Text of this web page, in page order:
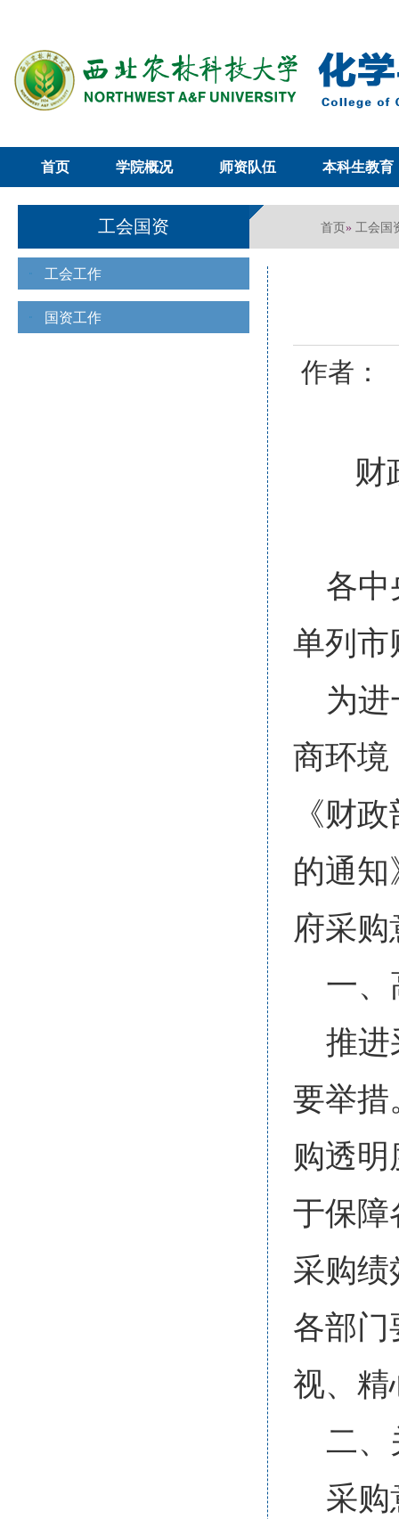
首页 学院概况 师资队伍 本科生教育
工会国资 首页» 工会国
工会工作
国资工作
作者
财
各
单列
为
商环
《财
的通
府采
一
推
要举
购透
于保
采购
各部
视、
二
采